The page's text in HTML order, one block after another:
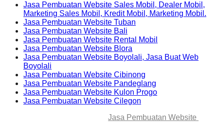
Jasa Pembuatan Website Sales Mobil, Dealer Mobil,
Marketing Sales Mobil, Kredit Mobil, Marketing Mobil.
Jasa Pembuatan Website Tuban
Jasa Pembuatan Website Bali
Jasa Pembuatan Website Rental Mobil
Jasa Pembuatan Website Blora
Jasa Pembuatan Website Boyolali, Jasa Buat Web
Boyolali
Jasa Pembuatan Website Cibinong
Jasa Pembuatan Website Pandeglang
Jasa Pembuatan Website Kulon Progo
Jasa Pembuatan Website Cilegon
Jasa Pembuatan Website